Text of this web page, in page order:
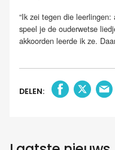
“Ik zei tegen die
speel je de ouderwetse
akkoorden leerde ik ze.
DELEN: